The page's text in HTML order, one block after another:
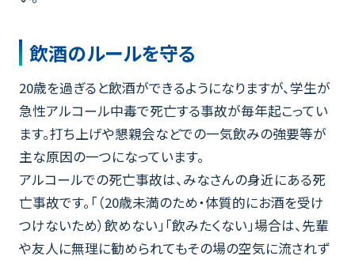
飲酒のルールを守る
20歳を過ぎると飲酒ができるようになりますが、学生が
急性アルコール中毒で死亡する事故が毎年起こってい
ます。打ち上げや懇親会などでの一気飲みの強要等が
主な原因の一つになっています。
アルコールでの死亡事故は、みなさんの身近にある死
亡事故です。「（20歳未満のため・体質的にお酒を受け
つけないため）飲めない」「飲みたくない」場合は、先輩
や友人に無理に勧められてもその場の空気に流されず